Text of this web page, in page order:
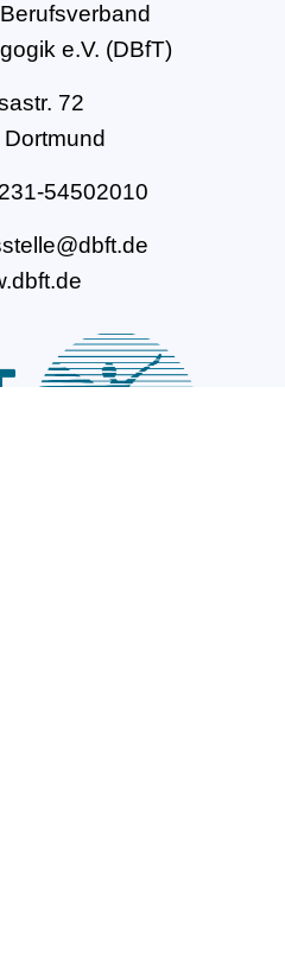
e.V. (DBfT)
72
54502010